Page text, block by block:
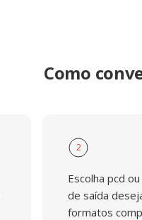
Como
2
Escolha pcd
de saída
formatos